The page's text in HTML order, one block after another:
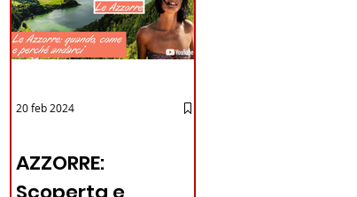
AZZORRE:
20 feb 2024